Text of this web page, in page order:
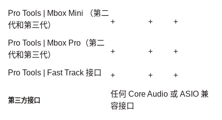
Pro Tools | Mbox Mini （第二
代和第三代）
+ + +
Pro Tools | Mbox Pro（第二
代和第三代）
+ + +
Pro Tools | Fast Track 接口 + + +
第三方接口
任何 Core Audio 或 ASIO 兼
容接口